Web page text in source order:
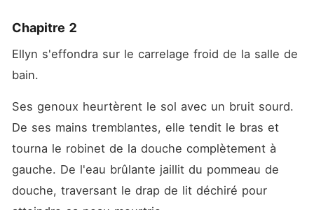
Chapitre 2
Ellyn s'effondra sur le carrelage froid de la salle de
bain.
Ses genoux heurtèrent le sol avec un bruit sourd.
De ses mains tremblantes, elle tendit le bras et
tourna le robinet de la douche complètement à
gauche. De l'eau brûlante jaillit du pommeau de
douche, traversant le drap de lit déchiré pour